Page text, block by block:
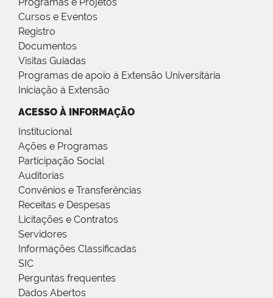
Cursos e Eventos
Registro
Documentos
Visitas Guiadas
Programas de apoio à Extensão Universitária
Iniciação à Extensão
ACESSO À INFORMAÇÃO
Institucional
Ações e Programas
Participação Social
Auditorias
Convênios e Transferências
Receitas e Despesas
Licitações e Contratos
Servidores
Informações Classificadas
SIC
Perguntas frequentes
Dados Abertos